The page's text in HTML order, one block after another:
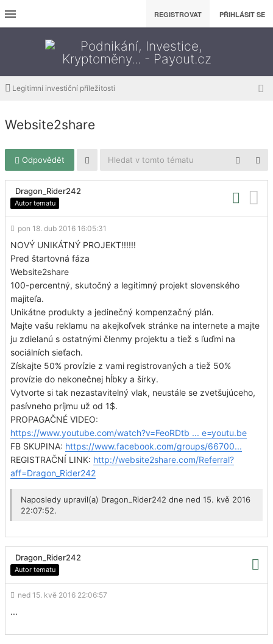
REGISTROVAT PŘIHLÁSIT SE
Legitimní investiční příležitosti
Website2share
Odpovědět
Dragon_Rider242
Autor tematu
pon 18. dub 2016 16:05:31
NOVÝ UNIKÁTNÝ PROJEKT!!!!!!
Pred štartovná fáza
Website2share
100-percentný, skutočný a legitimný projekt slovenského
majiteľa.
Unikátne produkty a jedinečný kompenzačný plán.
Majte vašu reklamu na akejkoľvek stránke na internete a majte
ju zdielanú s ostatnými členmy projektu a tiež s ľuďmi na
sociálních sieťach.
Získajte 50% provízie z vami registrovaných a tiež 50%
provízie do nekonečnej hĺbky a šírky.
Vytvorte si tak nezastavitelný vlak, neustále se zvetšujúceho,
pasívneho príjmu už od 1$.
PROPAGAČNÉ VIDEO:
https://www.youtube.com/watch?v=FeoRDtb ... e=youtu.be
FB SKUPINA: https://www.facebook.com/groups/66700...
REGISTRAČNÍ LINK: http://website2share.com/Referral?
aff=Dragon_Rider242
Naposledy upravil(a) Dragon_Rider242 dne ned 15. kvě 2016
22:07:52.
Dragon_Rider242
Autor tematu
ned 15. kvě 2016 22:06:57
...